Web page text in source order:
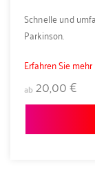
Schnelle und
Parkinson.
Erfahren Sie mehr
ab20,00 €